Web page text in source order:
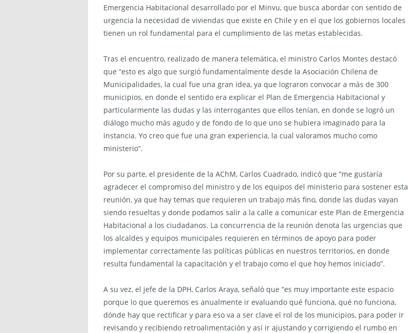
Emergencia Habitacional desarrollado por el Minvu, que busca abordar con sentido de
urgencia la necesidad de viviendas que existe en Chile y en el que los gobiernos locales
tienen un rol fundamental para el cumplimiento de las metas establecidas.
Tras el encuentro, realizado de manera telemática, el ministro Carlos Montes destacó
que “esto es algo que surgió fundamentalmente desde la Asociación Chilena de
Municipalidades, la cual fue una gran idea, ya que lograron convocar a más de 300
municipios, en donde el sentido era explicar el Plan de Emergencia Habitacional y
particularmente las dudas y las interrogantes que ellos tenían, en donde se logró un
diálogo mucho más agudo y de fondo de lo que uno se hubiera imaginado para la
instancia. Yo creo que fue una gran experiencia, la cual valoramos mucho como
ministerio”.
Por su parte, el presidente de la AChM, Carlos Cuadrado, indicó que “me gustaría
agradecer el compromiso del ministro y de los equipos del ministerio para sostener esta
reunión, ya que hay temas que requieren un trabajo más fino, donde las dudas vayan
siendo resueltas y donde podamos salir a la calle a comunicar este Plan de Emergencia
Habitacional a los ciudadanos. La concurrencia de la reunión denota las urgencias que
los alcaldes y equipos municipales requieren en términos de apoyo para poder
implementar correctamente las políticas públicas en nuestros territorios, en donde
resulta fundamental la capacitación y el trabajo como el que hoy hemos iniciado”.
A su vez, el jefe de la DPH, Carlos Araya, señaló que “es muy importante este espacio
porque lo que queremos es anualmente ir evaluando qué funciona, qué no funciona,
dónde hay que rectificar y para eso va a ser clave el rol de los municipios, para poder ir
revisando y recibiendo retroalimentación y así ir ajustando y corrigiendo el rumbo en